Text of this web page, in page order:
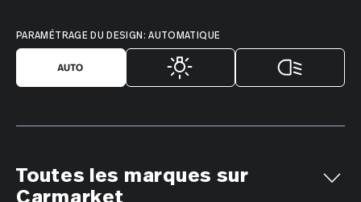
PARAMÉTRAGE DU DESIGN: AUTOMATIQUE
Toutes les marques sur